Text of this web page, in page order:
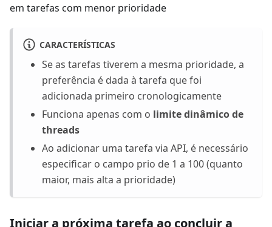
em tarefas com menor prioridade
CARACTERÍSTICAS
Se as tarefas tiverem a mesma prioridade, a
preferência é dada à tarefa que foi
adicionada primeiro cronologicamente
Funciona apenas com o limite dinâmico de
threads
Ao adicionar uma tarefa via API, é necessário
especificar o campo prio de 1 a 100 (quanto
maior, mais alta a prioridade)
Iniciar a próxima tarefa ao concluir a